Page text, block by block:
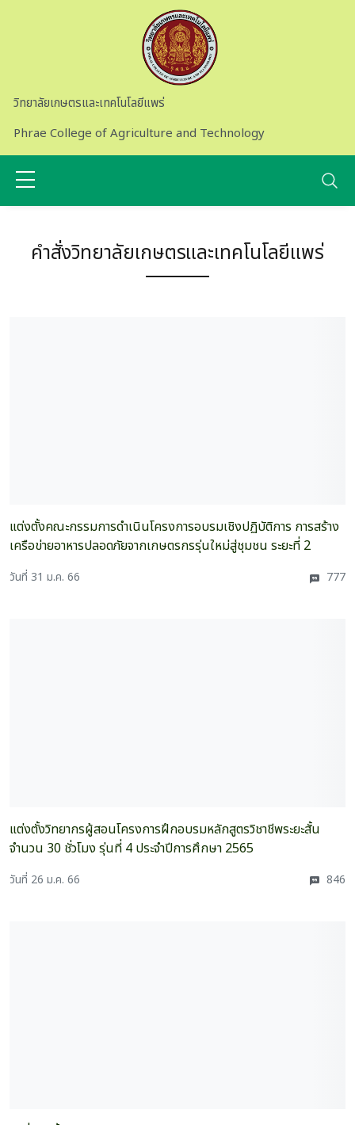
วิทยาลัยเกษตรและเทคโนโลยีแพร่
Phrae College of Agriculture and Technology
คำสั่งวิทยาลัยเกษตรและเทคโนโลยีแพร่
แต่งตั้งคณะกรรมการดำเนินโครงการอบรมเชิงปฏิบัติการ การสร้าง
เครือข่ายอาหารปลอดภัยจากเกษตรกรรุ่นใหม่สู่ชุมชน ระยะที่ 2
วันที่ 31 ม.ค. 66 777
แต่งตั้งวิทยากรผู้สอนโครงการฝึกอบรมหลักสูตรวิชาชีพระยะสั้น
จำนวน 30 ชั่วโมง รุ่นที่ 4 ประจำปีการศึกษา 2565
วันที่ 26 ม.ค. 66 846